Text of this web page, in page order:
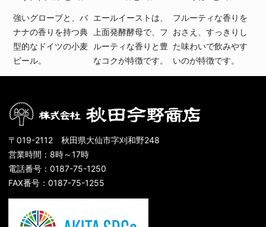
強いグローブと、バ
ナナの香りを持つ典
型的なドイツの小麦
ビール。
エールイーストは、
上面発酵酵母で、フ
ルーティな香りと豊
なコクが特徴です。
フルーティな香りを
おさえ、すっきりし
た味わいで飲みやす
いのが特徴です。
〒019-2112 秋田県大仙市字刈和野248
営業時間：8時～17時
電話番号：0187-75-1250
FAX番号：0187-75-1255